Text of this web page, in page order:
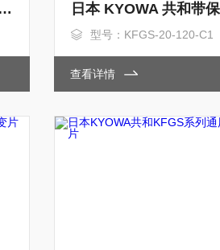
和带保护器箔式应变片
型号：KFGS-20-120-C1
查看详情